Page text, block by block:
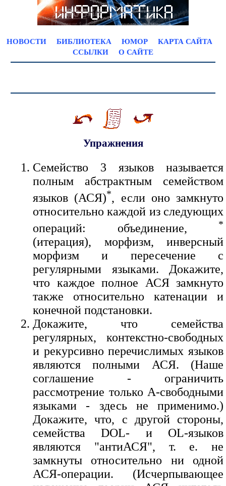
НОВОСТИ БИБЛИОТЕКА ЮМОР
КАРТА САЙТА
ССЫЛКИ
О САЙТЕ
Упражнения
Семейство 3 языков называется
полным абстрактным семейством
языков (АСЯ)*, если оно замкнуто
относительно каждой из следующих
операций: объединение,
*
(итерация), морфизм, инверсный
морфизм и пересечение с
регулярными языками. Докажите,
что каждое полное АСЯ замкнуто
также относительно катенации и
конечной подстановки.
Докажите, что семейства
регулярных, контекстно-свободных
и рекурсивно перечислимых языков
являются полными АСЯ. (Наше
соглашение - ограничить
рассмотрение только А-свободными
языками - здесь не применимо.)
Докажите, что, с другой стороны,
семейства DOL- и OL-языков
являются "антиАСЯ", т. е. не
замкнуты относительно ни одной
АСЯ-операции. (Исчерпывающее